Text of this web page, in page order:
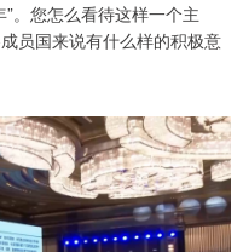
。您怎么看待这样一个主
员国来说有什么样的积极意